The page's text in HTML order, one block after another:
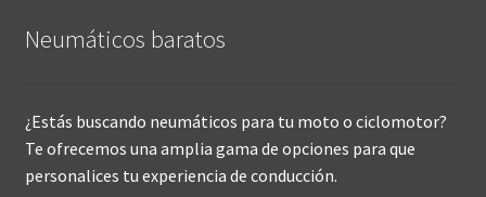
Neumáticos baratos
¿Estás buscando neumáticos para tu moto o ciclomotor?
Te ofrecemos una amplia gama de opciones para que
personalices tu experiencia de conducción.